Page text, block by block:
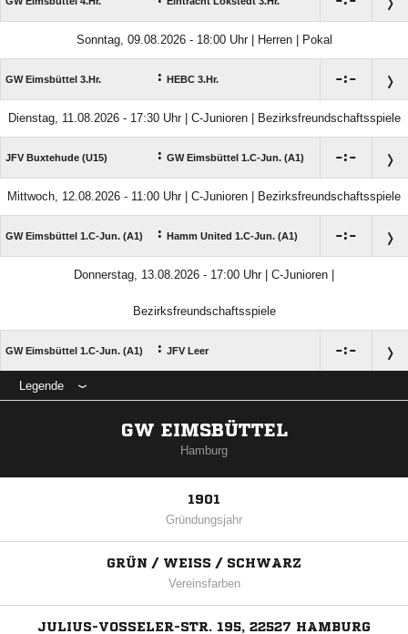
Sonntag, 09.08.2026 - 18:00 Uhr | Herren | Pokal
GW Eimsbüttel 3.Hr. : HEBC 3.Hr. :
Dienstag, 11.08.2026 - 17:30 Uhr | C-Junioren | Bezirksfreundschaftsspiele
JFV Buxtehude (U15) : GW Eimsbüttel 1.C-Jun. (A1) :
Mittwoch, 12.08.2026 - 11:00 Uhr | C-Junioren | Bezirksfreundschaftsspiele
GW Eimsbüttel 1.C-Jun. (A1) : Hamm United 1.C-Jun. (A1) :
Donnerstag, 13.08.2026 - 17:00 Uhr | C-Junioren |
Bezirksfreundschaftsspiele
GW Eimsbüttel 1.C-Jun. (A1) : JFV Leer :
Legende
GW EIMSBÜTTEL
Hamburg
1901
Gründungsjahr
GRÜN / WEISS / SCHWARZ
Vereinsfarben
JULIUS-VOSSELER-STR. 195, 22527 HAMBURG